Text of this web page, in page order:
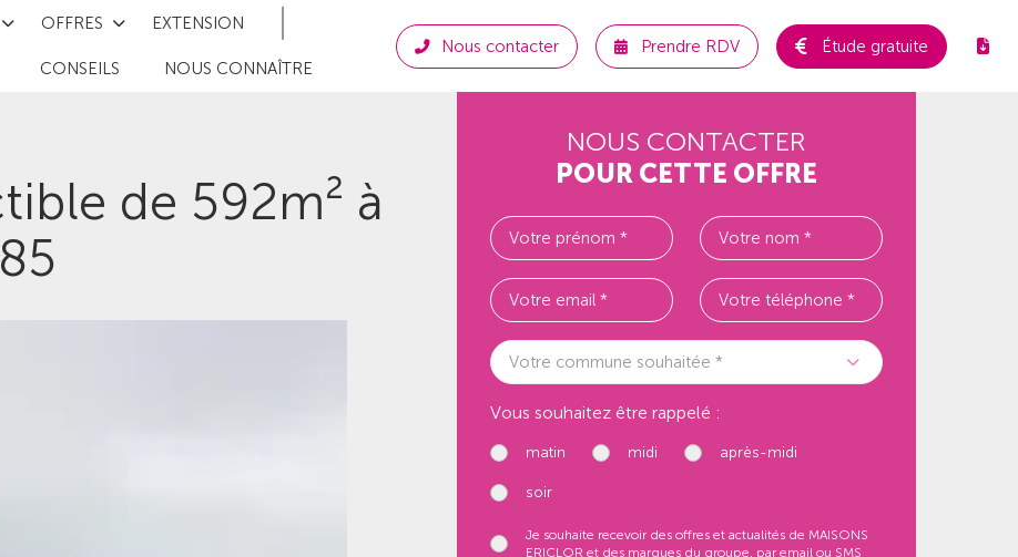
OFFRES EXTENSION
CONSEILS NOUS CONNAÎTRE
Nous contacter Prendre RDV Étude gratuite
de 592m² à
NOUS CONTACTER
POUR CETTE OFFRE
Votre commune souhaitée *
Vous souhaitez être rappelé :
matin midi après-midi
soir
Je souhaite recevoir des offres et actualités de MAISONS
ERICLOR et des marques du groupe, par email ou SMS